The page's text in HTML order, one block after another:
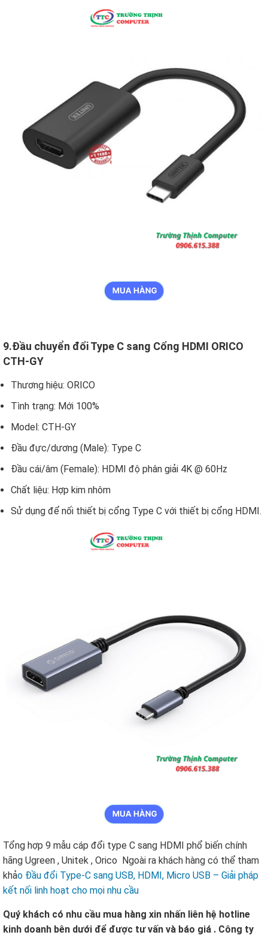
9.Đầu chuyển đổi Type C sang Cổng HDMI ORICO
CTH-GY
Thương hiệu: ORICO
Tình trạng: Mới 100%
Model: CTH-GY
Đầu đực/dương (Male): Type C
Đầu cái/âm (Female): HDMI độ phân giải 4K @ 60Hz
Chất liệu: Hợp kim nhôm
Sử dụng để nối thiết bị cổng Type C với thiết bị cổng HDMI.
Tổng hợp 9 mẫu cáp đổi type C sang HDMI phổ biến chính
hãng Ugreen , Unitek , Orico Ngoài ra khách hàng có thể tham
khảo Đầu đổi Type-C sang USB, HDMI, Micro USB – Giải pháp
kết nối linh hoạt cho mọi nhu cầu
Quý khách có nhu cầu mua hàng xin nhấn liên hệ hotline
kinh doanh bên dưới để được tư vấn và báo giá . Công ty